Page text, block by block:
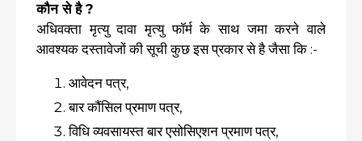
कौन से है ?
अधिवक्ता मृत्यु दावा मृत्यु फॉर्म के साथ जमा करने वाले
आवश्यक दस्तावेजों की सूची कुछ इस प्रकार से है जैसा कि :-
आवेदन पत्र,
बार कौंसिल प्रमाण पत्र,
विधि व्यवसायस्त बार एसोसिएशन प्रमाण पत्र,